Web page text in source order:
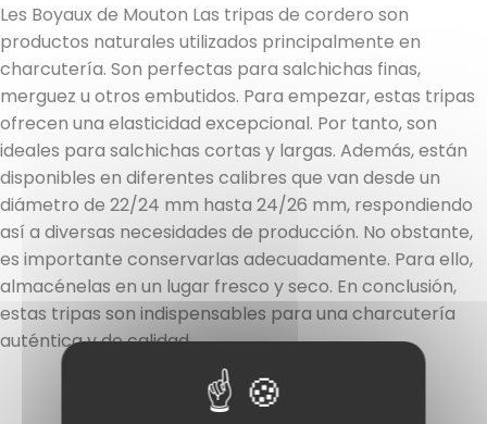
Les Boyaux de Mouton Las tripas de cordero son
productos naturales utilizados principalmente en
charcutería. Son perfectas para salchichas finas,
merguez u otros embutidos. Para empezar, estas tripas
ofrecen una elasticidad excepcional. Por tanto, son
ideales para salchichas cortas y largas. Además, están
disponibles en diferentes calibres que van desde un
diámetro de 22/24 mm hasta 24/26 mm, respondiendo
así a diversas necesidades de producción. No obstante,
es importante conservarlas adecuadamente. Para ello,
almacénelas en un lugar fresco y seco. En conclusión,
estas tripas son indispensables para una charcutería
auténtica y de calidad.